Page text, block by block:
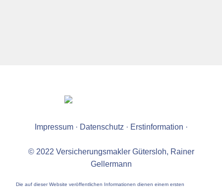
Impressum· Datenschutz · Erstinformation ·
© 2022 Versicherungsmakler Gütersloh, Rainer
Gellermann
Die auf dieser Website veröffentlichen Informationen dienen einem ersten